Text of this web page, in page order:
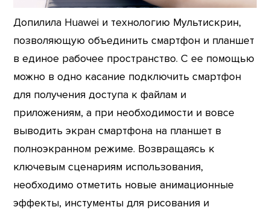
Допилила Huawei и технологию Мультискрин,
позволяющую объединить смартфон и планшет
в единое рабочее пространство. С ее помощью
можно в одно касание подключить смартфон
для получения доступа к файлам и
приложениям, а при необходимости и вовсе
выводить экран смартфона на планшет в
полноэкранном режиме. Возвращаясь к
ключевым сценариям использования,
необходимо отметить новые анимационные
эффекты, инстументы для рисования и